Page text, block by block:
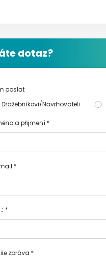
dotaz?
poslat
Dražebníkovi/Navrhovateli
a přijmení*
*
*
zpráva *